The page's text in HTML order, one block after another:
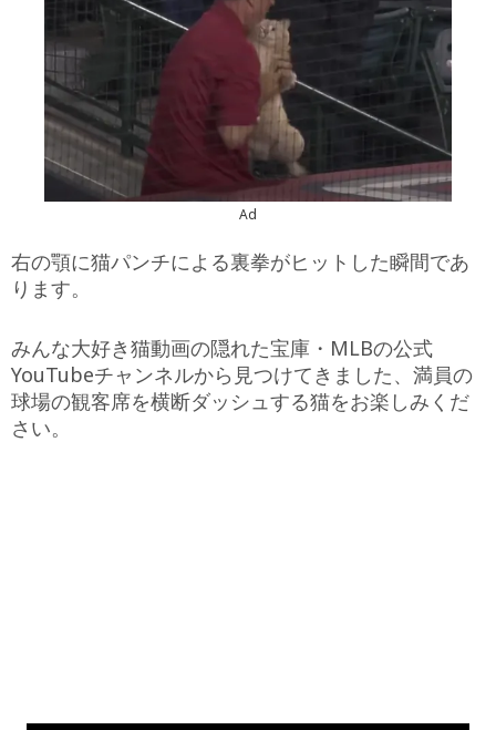
Ad
右の顎に猫パンチによる裏拳がヒットした瞬間であ
ります。
みんな大好き猫動画の隠れた宝庫・MLBの公式
YouTubeチャンネルから見つけてきました、満員の
球場の観客席を横断ダッシュする猫をお楽しみくだ
さい。